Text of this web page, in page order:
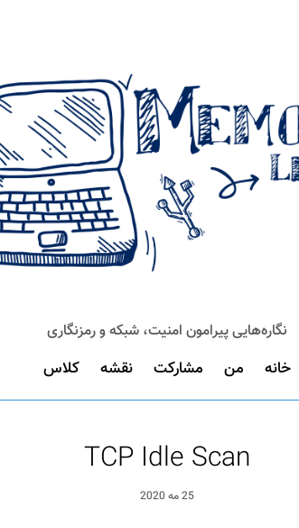
نگاره‌هایی پیرامون امنیت، شبکه و رمزنگاری
خانه من مشارکت نقشه کلاس
TCP Idle Scan
25 مه 2020